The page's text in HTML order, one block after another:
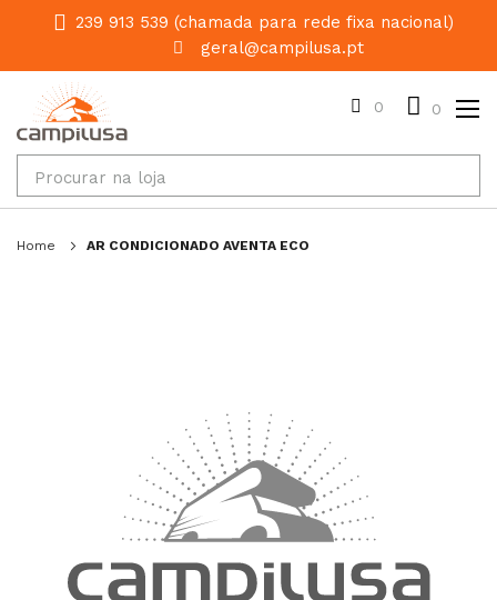
239 913 539 (chamada para rede fixa nacional)
geral@campilusa.pt
0 0
Home AR CONDICIONADO AVENTA ECO